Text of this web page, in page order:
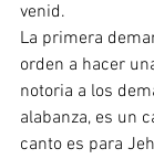
venid.
La primera
orden a hacer
notoria a los
alabanza, es un
canto es para